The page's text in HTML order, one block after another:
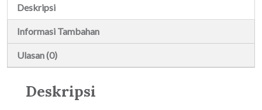
Deskripsi
Informasi Tambahan
Ulasan (0)
Deskripsi